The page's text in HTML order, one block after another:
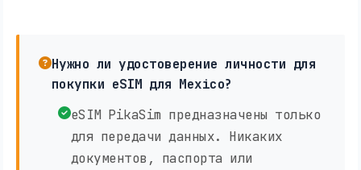
Нужно ли удостоверение личности для
покупки eSIM для Mexico?
eSIM PikaSim предназначены только
для передачи данных. Никаких
документов, паспорта или